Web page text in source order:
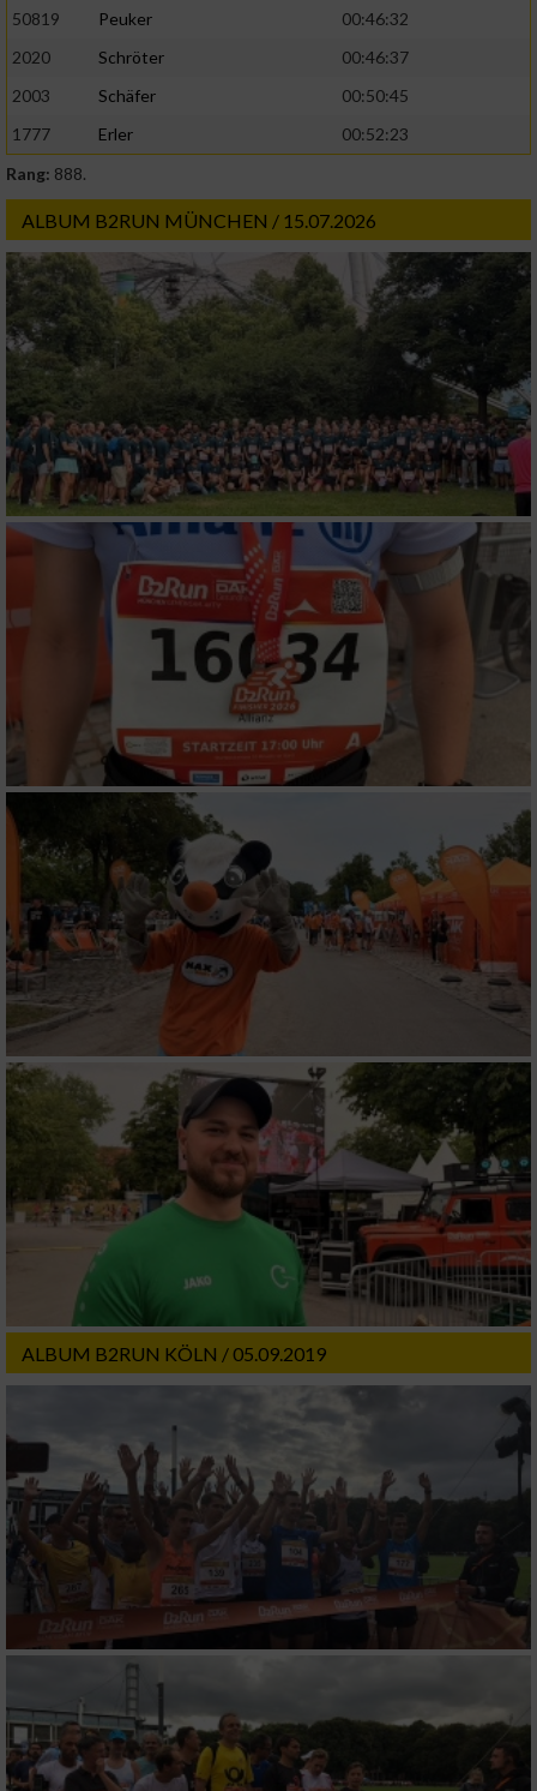
50819
Peuker
00:46:32
2020
Schröter
00:46:37
2003
Schäfer
00:50:45
1777
Erler
00:52:23
Rang: 888.
ALBUM B2RUN MÜNCHEN / 15.07.2026
ALBUM B2RUN KÖLN / 05.09.2019